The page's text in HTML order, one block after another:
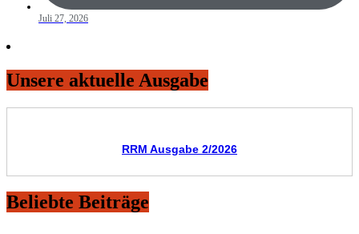
Juli 27, 2026
Unsere aktuelle Ausgabe
RRM Ausgabe 2/2026
Beliebte Beiträge